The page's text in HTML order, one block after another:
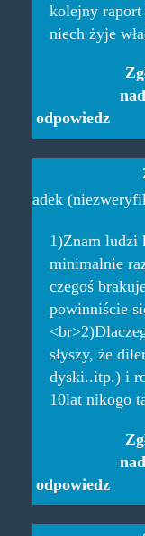
kolejny
niech żyje
odpowiedz
adek
1)Znam ludzi
minimalnie
czegoś
powinniście
słyszy, że
dyski..itp.) i
10lat nikogo
odpowiedz